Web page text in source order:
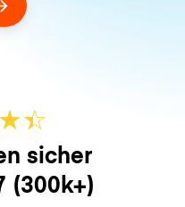
★☆
★
sicher
(300k+)